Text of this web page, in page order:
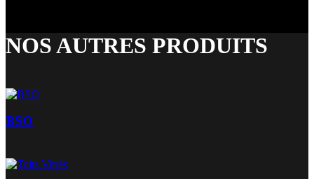
NOS AUTRES PRODUITS
BSO